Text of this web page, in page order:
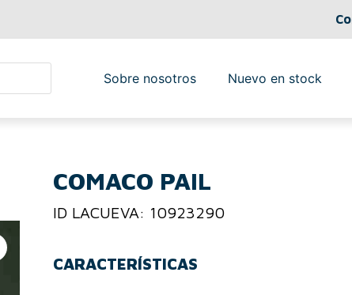
Sobre nosotros Nuevo en stock
COMACO PAIL
ID LACUEVA: 10923290
CARACTERÍSTICAS